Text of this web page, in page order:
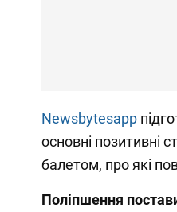
Newsbytesapp
основні позитивні
балетом, про які
Поліпшення